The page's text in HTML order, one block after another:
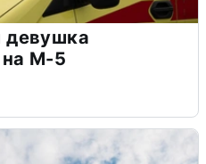
девушка
на М-5